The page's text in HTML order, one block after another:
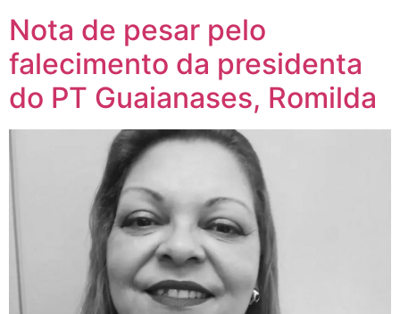
Nota de pesar pelo
falecimento da presidenta
do PT Guaianases, Romilda